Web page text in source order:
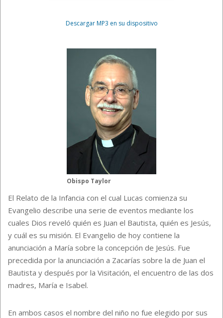
Descargar MP3 en su dispositivo
Obispo Taylor
El Relato de la Infancia con el cual Lucas comienza su
Evangelio describe una serie de eventos mediante los
cuales Dios reveló quién es Juan el Bautista, quién es Jesús,
y cuál es su misión. El Evangelio de hoy contiene la
anunciación a María sobre la concepción de Jesús. Fue
precedida por la anunciación a Zacarías sobre la de Juan el
Bautista y después por la Visitación, el encuentro de las dos
madres, María e Isabel.
En ambos casos el nombre del niño no fue elegido por sus